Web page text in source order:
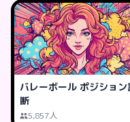
バレーボール ポジション
断
5,857人